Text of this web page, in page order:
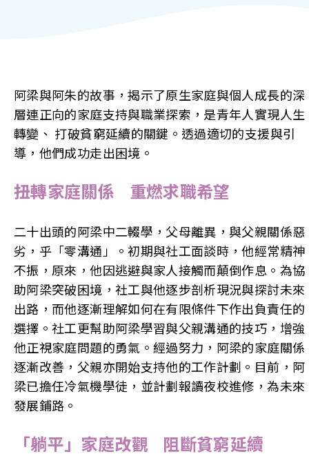
阿梁與阿朱的故事，揭示了原生家庭與個人成長的深
層連正向的家庭支持與職業探索，是青年人實現人生
轉變、 打破貧窮延續的關鍵。透過適切的支援與引
導，他們成功走出困境。
扭轉家庭關係 重燃求職希望
二十出頭的阿梁中二輟學，父母離異，與父親關係惡
劣，乎「零溝通」。初期與社工面談時，他經常精神
不振，原來，他因逃避與家人接觸而顛倒作息。為協
助阿梁突破困境，社工與他逐步剖析現況與探討未來
出路，而他逐漸理解如何在有限條件下作出負責任的
選擇。社工更幫助阿梁學習與父親溝通的技巧，增強
他正視家庭問題的勇氣。經過努力，阿梁的家庭關係
逐漸改善，父親亦開始支持他的工作計劃。目前，阿
梁已擔任冷氣機學徒，並計劃報讀夜校進修，為未來
發展鋪路。
「躺平」家庭改觀 阻斷貧窮延續